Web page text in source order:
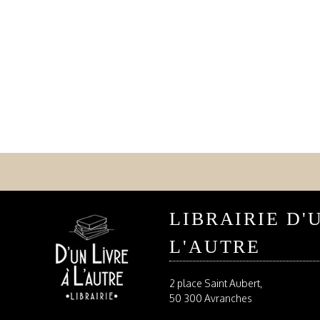
LIBRAIRIE
L'AUTRE
2 place Saint Aubert,
50 300 Avranches